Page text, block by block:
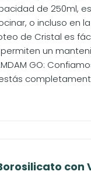
de 250ml,
o incluso en
de Cristal es
un
GO:
con